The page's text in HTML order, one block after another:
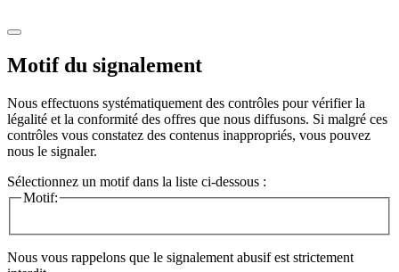
Motif du signalement
Nous effectuons systématiquement des contrôles pour vérifier la
légalité et la conformité des offres que nous diffusons. Si malgré ces
contrôles vous constatez des contenus inappropriés, vous pouvez
nous le signaler.
Sélectionnez un motif dans la liste ci-dessous :
Motif:
Nous vous rappelons que le signalement abusif est strictement